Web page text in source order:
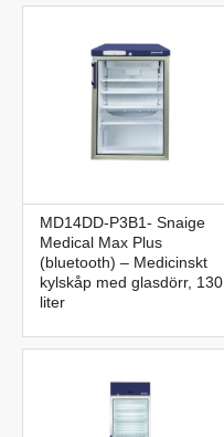
MD14DD-P3B1- Snaige
Medical Max Plus
(bluetooth) – Medicinskt
kylskåp med glasdörr, 130
liter